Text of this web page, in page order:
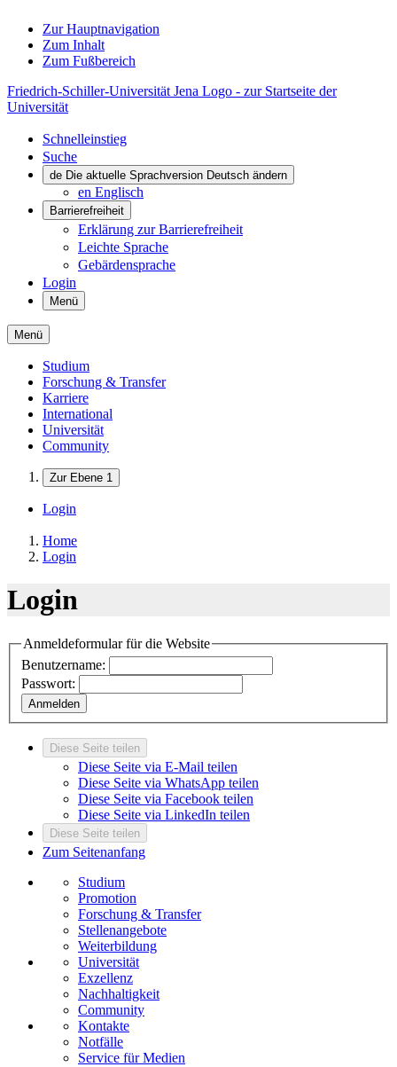
Zur Hauptnavigation
Zum Inhalt
Zum Fußbereich
Friedrich-Schiller-Universität Jena Logo - zur Startseite der
Universität
Schnelleinstieg
Suche
de Die aktuelle Sprachversion Deutsch ändern
en Englisch
Barrierefreiheit
Erklärung zur Barrierefreiheit
Leichte Sprache
Gebärdensprache
Login
Menü
Menü
Studium
Forschung & Transfer
Karriere
International
Universität
Community
Zur Ebene 1
Login
Home
Login
Login
Anmeldeformular für die Website
Benutzername:
Passwort:
Anmelden
Diese Seite teilen
Diese Seite via E-Mail teilen
Diese Seite via WhatsApp teilen
Diese Seite via Facebook teilen
Diese Seite via LinkedIn teilen
Diese Seite teilen
Zum Seitenanfang
Studium
Promotion
Forschung & Transfer
Stellenangebote
Weiterbildung
Universität
Exzellenz
Nachhaltigkeit
Community
Kontakte
Notfälle
Service für Medien